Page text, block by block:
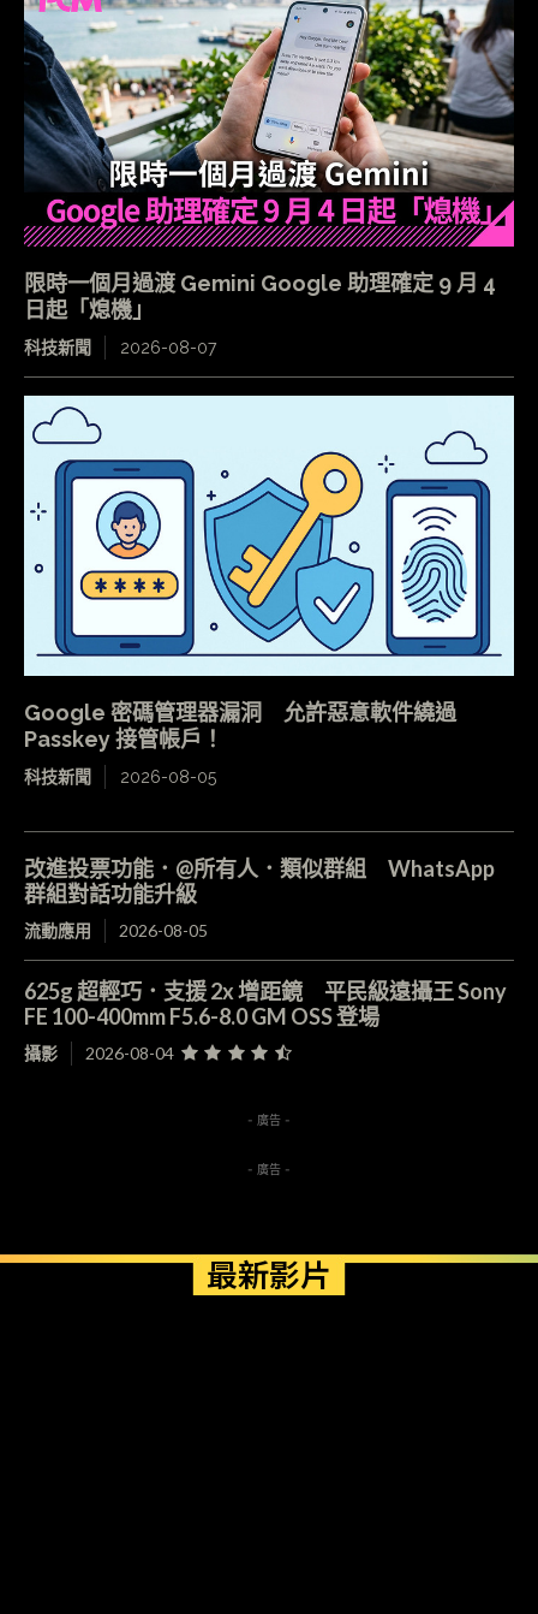
限時一個月過渡 Gemini Google 助理確定 9 月 4
日起「熄機」
科技新聞 2026-08-07
Google 密碼管理器漏洞 允許惡意軟件繞過
Passkey 接管帳戶！
科技新聞 2026-08-05
改進投票功能．@所有人．類似群組 WhatsApp
群組對話功能升級
流動應用 2026-08-05
625g 超輕巧．支援 2x 增距鏡 平民級遠攝王 Sony
FE 100-400mm F5.6-8.0 GM OSS 登場
攝影 2026-08-04
- 廣告 -
- 廣告 -
最新影片